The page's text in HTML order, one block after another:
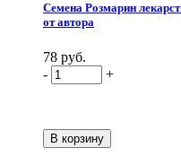
Семена Розмарин
от автора
78 руб.
-
+